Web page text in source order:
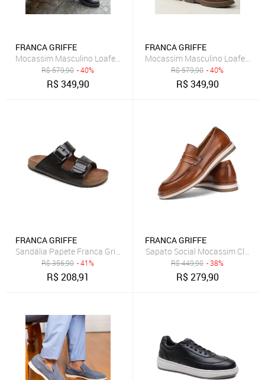
FRANCA GRIFFE
Mocassim Masculino Loafer Alt Eleva Couro Salto 3cm Macio Preto
R$579,90 - 40%
R$349,90
FRANCA GRIFFE
Mocassim Masculino Loafer Alt
R$579,90 - 40%
R$349,90
FRANCA GRIFFE
Sandália Papete Franca Griffe Couro Unissex Ajuste Fivelas
R$356,90 - 41%
R$208,91
FRANCA GRIFFE
Sapato Social Mocassim
R$449,90 - 38%
R$279,90